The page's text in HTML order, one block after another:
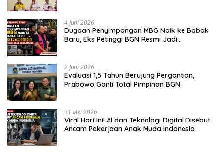
4 Juni 2026
Dugaan Penyimpangan MBG Naik ke Babak
Baru, Eks Petinggi BGN Resmi Jadi
2 Juni 2026
Evaluasi 1,5 Tahun Berujung Pergantian,
Prabowo Ganti Total Pimpinan BGN
31 Mei 2026
Viral Hari Ini! AI dan Teknologi Digital Disebut
Ancam Pekerjaan Anak Muda Indonesia